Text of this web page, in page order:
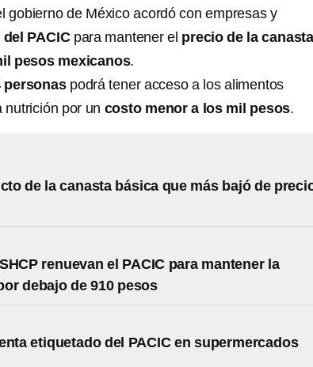
gobierno de México acordó con empresas y
PACICpara mantener el precio de la
pesos mexicanos.
personas podrá tener acceso a los alimentos
nutrición por un costo menor a los mil pesos.
de la canasta básica que más bajó de
renuevan el PACIC para mantener la
debajo de 910 pesos
etiquetado del PACIC en supermercados